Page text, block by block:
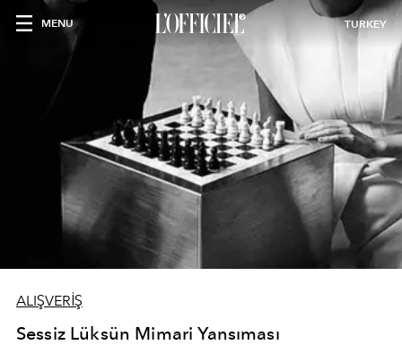
MENU TURKEY
ALIŞVERİŞ
Sessiz Lüksün Mimari Yansıması